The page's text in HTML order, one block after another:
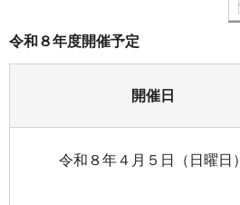
令和８年度開催予定
開催日
令和８年４月５日（日曜日）